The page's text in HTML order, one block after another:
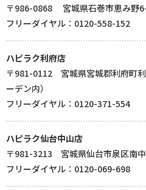
〒986-0868 宮城県石巻市恵み野
フリーダイヤル：0120-558-152
ハピラク利府店
〒981-0112 宮城県宮城郡利府町
ーデン内）
フリーダイヤル：0120-371-554
ハピラク仙台中山店
〒981-3213 宮城県仙台市泉区南
フリーダイヤル：0120-069-698